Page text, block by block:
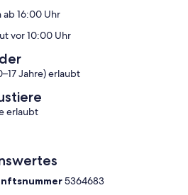
ab 16:00 Uhr
vor 10:00 Uhr
Jahre) erlaubt
erlaubt
5364683